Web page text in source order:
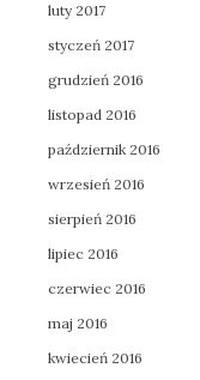
luty 2017
styczeń 2017
grudzień 2016
listopad 2016
październik 2016
wrzesień 2016
sierpień 2016
lipiec 2016
czerwiec 2016
maj 2016
kwiecień 2016